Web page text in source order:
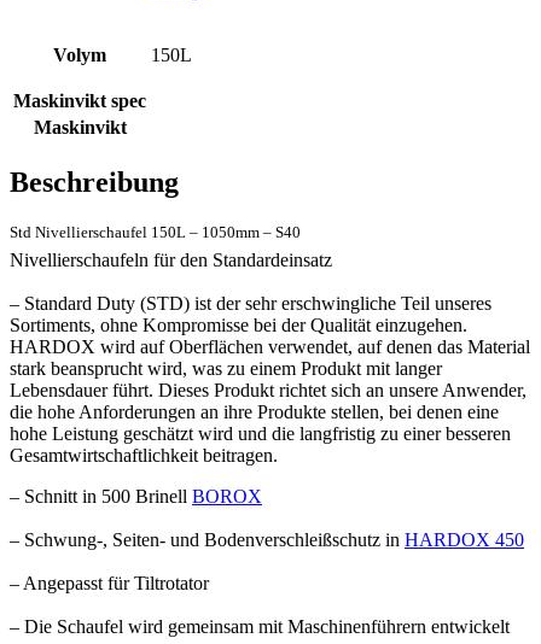
Volym 150L
Maskinvikt spec
Maskinvikt
Beschreibung
Std Nivellierschaufel 150L – 1050mm – S40
Nivellierschaufeln für den Standardeinsatz
– Standard Duty (STD) ist der sehr erschwingliche Teil unseres
Sortiments, ohne Kompromisse bei der Qualität einzugehen.
HARDOX wird auf Oberflächen verwendet, auf denen das Material
stark beansprucht wird, was zu einem Produkt mit langer
Lebensdauer führt. Dieses Produkt richtet sich an unsere Anwender,
die hohe Anforderungen an ihre Produkte stellen, bei denen eine
hohe Leistung geschätzt wird und die langfristig zu einer besseren
Gesamtwirtschaftlichkeit beitragen.
– Schnitt in 500 Brinell BOROX
– Schwung-, Seiten- und Bodenverschleißschutz in HARDOX 450
– Angepasst für Tiltrotator
– Die Schaufel wird gemeinsam mit Maschinenführern entwickelt